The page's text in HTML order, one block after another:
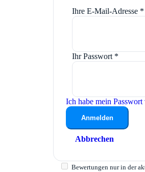
Ihre E-Mail-Adresse *
Ihr Passwort *
Ich habe mein Passwort
Anmelden
Abbrechen
Bewertungen nur in der